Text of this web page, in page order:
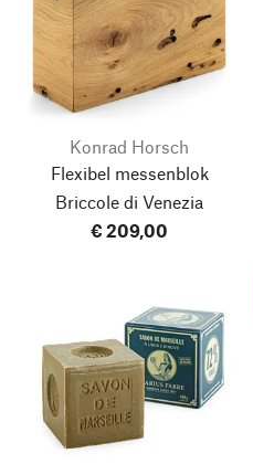
Konrad Horsch
Flexibel messenblok
Briccole di Venezia
€ 209,00